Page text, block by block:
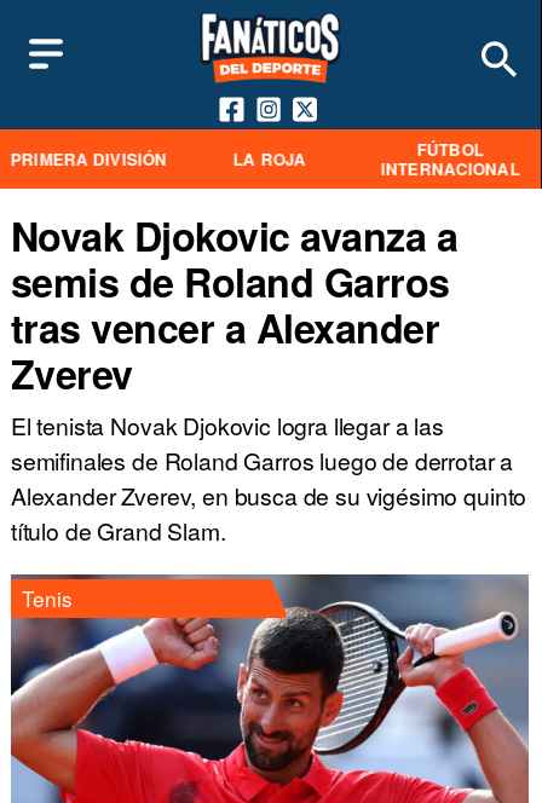
PRIMERA DIVISIÓN LA ROJA
FÚTBOL
INTERNACIONAL
Novak Djokovic avanza a
semis de Roland Garros
tras vencer a Alexander
Zverev
El tenista Novak Djokovic logra llegar a las
semifinales de Roland Garros luego de derrotar a
Alexander Zverev, en busca de su vigésimo quinto
título de Grand Slam.
Tenis